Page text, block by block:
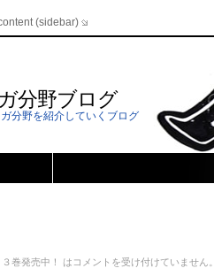
(sidebar)
分野ブログ
分野を紹介していくブログ
３巻発売中！ は コメントを受け付けていません。